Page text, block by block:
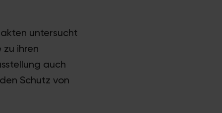
untersucht
ihren
auch
Schutz von